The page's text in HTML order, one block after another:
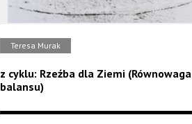
Teresa Murak
z cyklu: Rzeźba dla Ziemi (Równowaga
balansu)